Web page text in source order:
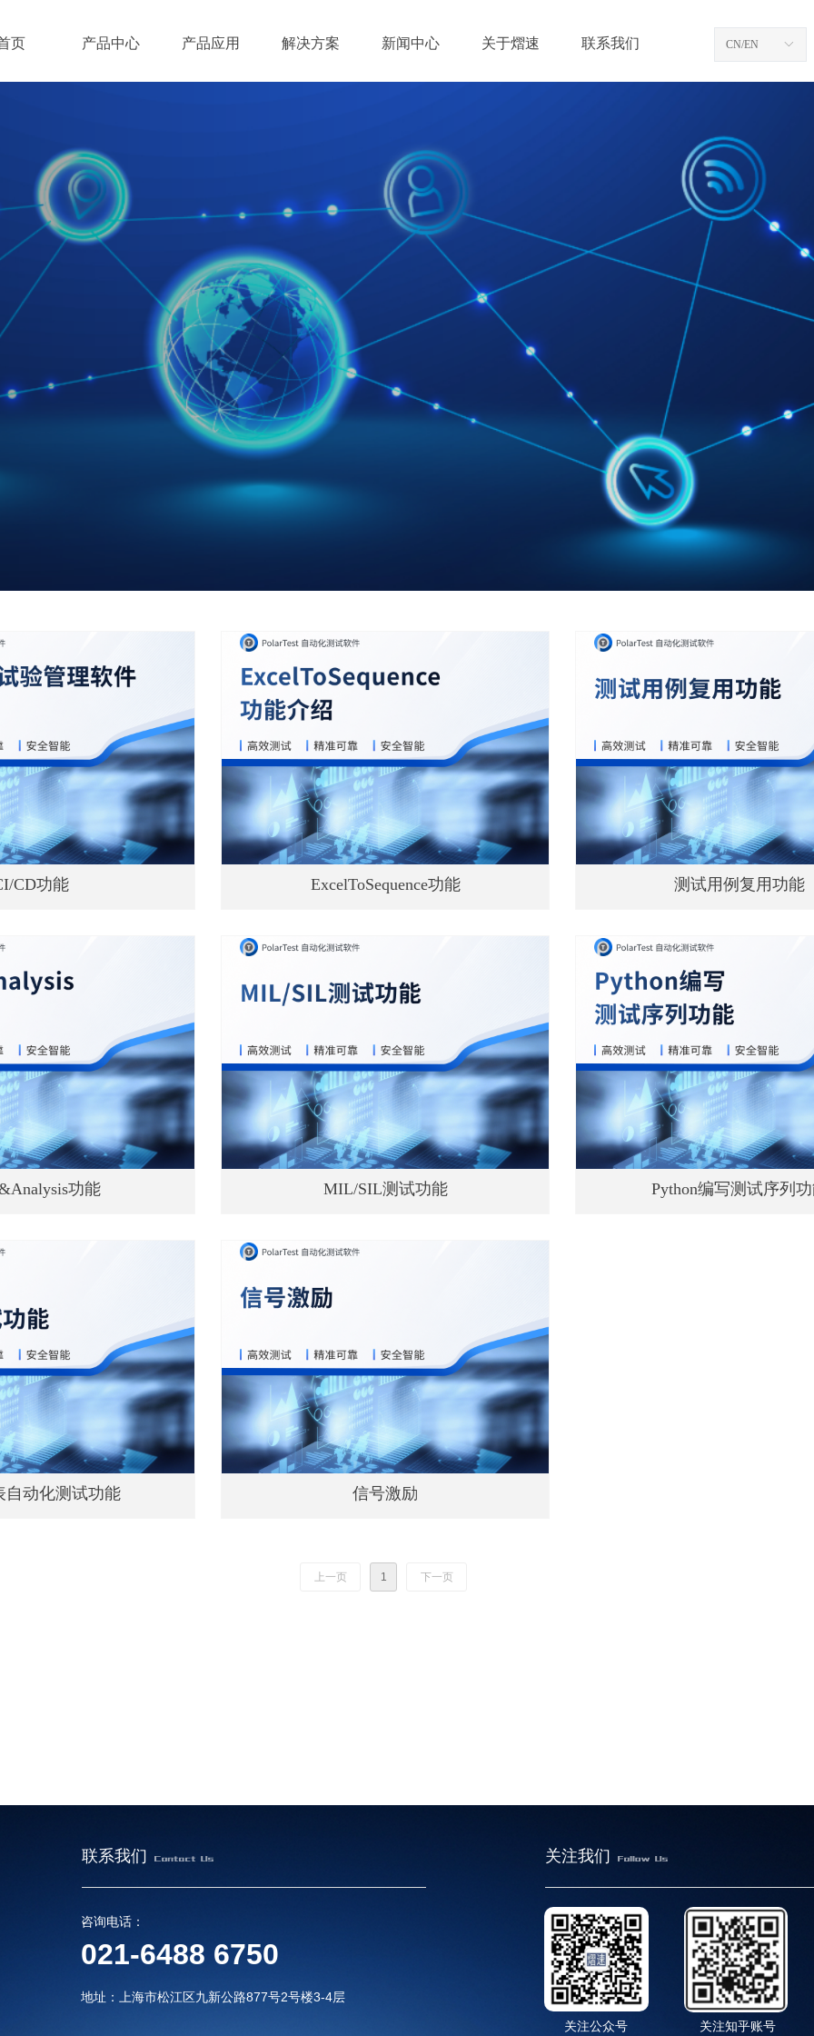
页 产品中心 产品应用 解决方案 新闻中心 关于熠速 联系我们 ꀅ
CN/EN
CD功能 ExcelToSequence功能 测试用例复用功能
功能 MIL/SIL测试功能 Python编写测试序列
自动化测试功能 信号激励
上一页 1 下一页
咨询电话：
021-6488 6750
地址：上海市松江区九新公路877号2号楼3-4层
联系我们
关注公众号 关注知乎账号
关注我们